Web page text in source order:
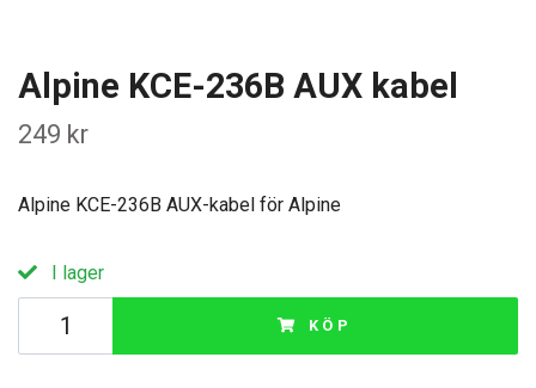
Alpine KCE-236B AUX kabel
249 kr
Alpine KCE-236B AUX-kabel för Alpine
I lager
KÖP